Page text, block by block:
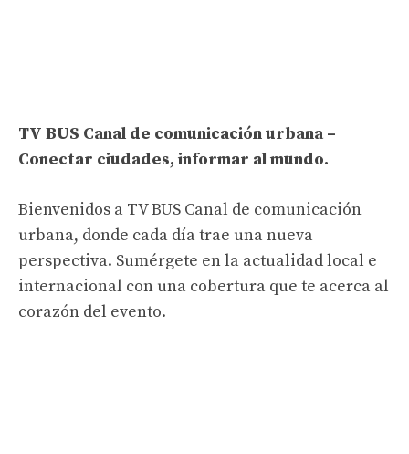
TV BUS Canal de comunicación urbana –
Conectar ciudades, informar al mundo.
Bienvenidos a TV BUS Canal de comunicación
urbana, donde cada día trae una nueva
perspectiva. Sumérgete en la actualidad local e
internacional con una cobertura que te acerca al
corazón del evento.